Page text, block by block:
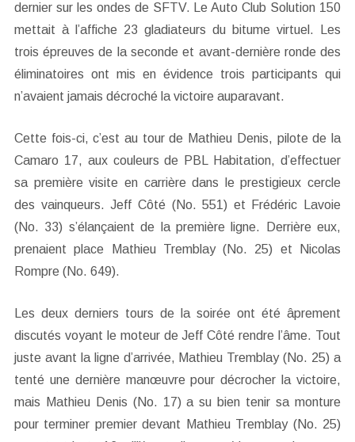
dernier sur les ondes de SFTV. Le Auto Club Solution 150
mettait à l’affiche 23 gladiateurs du bitume virtuel. Les
trois épreuves de la seconde et avant-dernière ronde des
éliminatoires ont mis en évidence trois participants qui
n’avaient jamais décroché la victoire auparavant.
Cette fois-ci, c’est au tour de Mathieu Denis, pilote de la
Camaro 17, aux couleurs de PBL Habitation, d’effectuer
sa première visite en carrière dans le prestigieux cercle
des vainqueurs. Jeff Côté (No. 551) et Frédéric Lavoie
(No. 33) s’élançaient de la première ligne. Derrière eux,
prenaient place Mathieu Tremblay (No. 25) et Nicolas
Rompre (No. 649).
Les deux derniers tours de la soirée ont été âprement
discutés voyant le moteur de Jeff Côté rendre l’âme. Tout
juste avant la ligne d’arrivée, Mathieu Tremblay (No. 25) a
tenté une dernière manœuvre pour décrocher la victoire,
mais Mathieu Denis (No. 17) a su bien tenir sa monture
pour terminer premier devant Mathieu Tremblay (No. 25)